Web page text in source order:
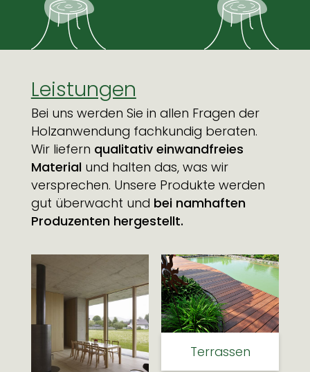
Leistungen
Bei uns werden Sie in allen Fragen der
Holzanwendung fachkundig beraten.
Wir liefern qualitativ einwandfreies
Material und halten das, was wir
versprechen. Unsere Produkte werden
gut überwacht und bei namhaften
Produzenten hergestellt.
Terrassen